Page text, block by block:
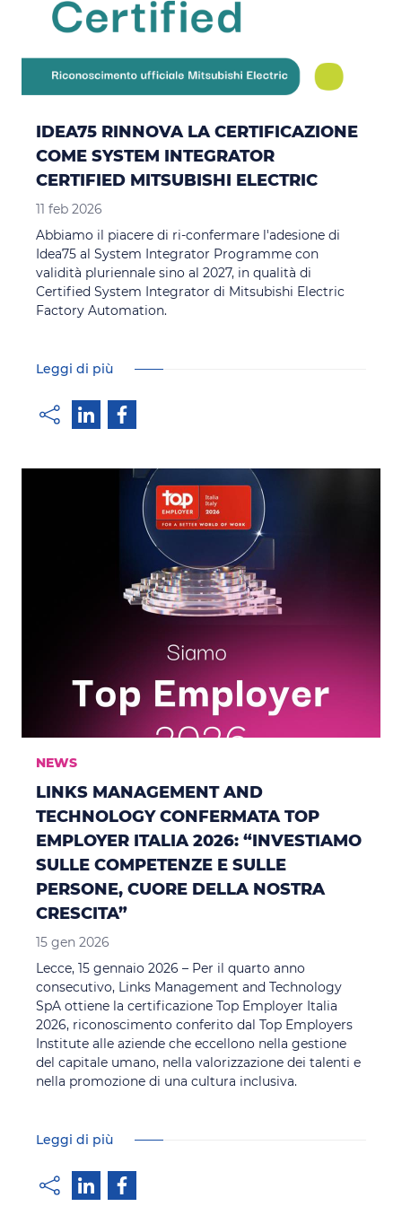
IDEA75 RINNOVA LA CERTIFICAZIONE
COME SYSTEM INTEGRATOR
CERTIFIED MITSUBISHI ELECTRIC
11 feb 2026
Abbiamo il piacere di ri-confermare l'adesione di
Idea75 al System Integrator Programme con
validità pluriennale sino al 2027, in qualità di
Certified System Integrator di Mitsubishi Electric
Factory Automation.
Leggi di più
NEWS
LINKS MANAGEMENT AND
TECHNOLOGY CONFERMATA TOP
EMPLOYER ITALIA 2026: “INVESTIAMO
SULLE COMPETENZE E SULLE
PERSONE, CUORE DELLA NOSTRA
CRESCITA”
15 gen 2026
Lecce, 15 gennaio 2026 – Per il quarto anno
consecutivo, Links Management and Technology
SpA ottiene la certificazione Top Employer Italia
2026, riconoscimento conferito dal Top Employers
Institute alle aziende che eccellono nella gestione
del capitale umano, nella valorizzazione dei talenti e
nella promozione di una cultura inclusiva.
Leggi di più